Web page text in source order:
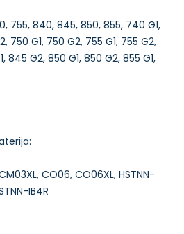
755, 840, 845, 850, 855, 740 G1,
750 G1, 750 G2, 755 G1, 755 G2,
845 G2, 850 G1, 850 G2, 855 G1,
CO06, CO06XL, HSTNN-
IB4R